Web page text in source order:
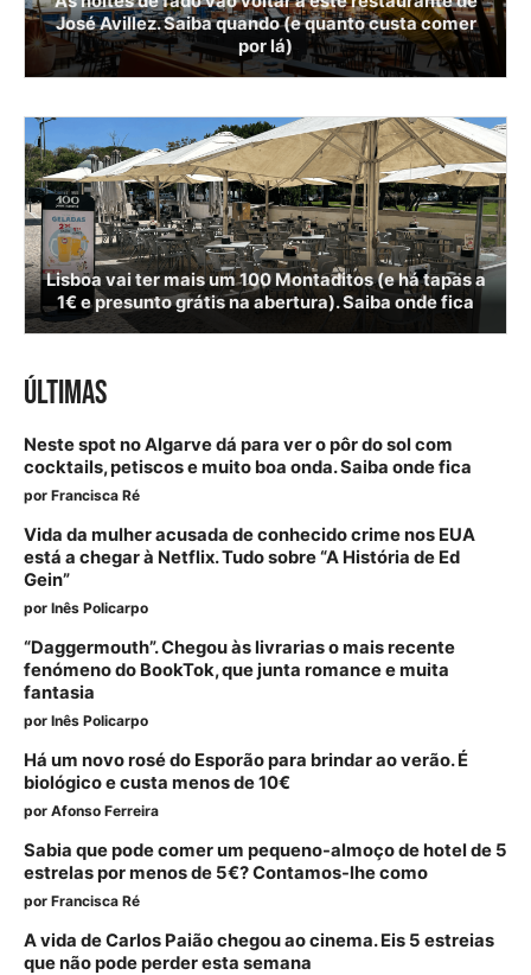
José Avillez. Saiba quando (e quanto custa comer
por lá)
Lisboa vai ter mais um 100 Montaditos (e há tapas a
1€ e presunto grátis na abertura). Saiba onde fica
ÚLTIMAS
Neste spot no Algarve dá para ver o pôr do sol com
cocktails, petiscos e muito boa onda. Saiba onde fica
por Francisca Ré
Vida da mulher acusada de conhecido crime nos EUA
está a chegar à Netflix. Tudo sobre “A História de Ed
Gein”
por Inês Policarpo
“Daggermouth”. Chegou às livrarias o mais recente
fenómeno do BookTok, que junta romance e muita
fantasia
por Inês Policarpo
Há um novo rosé do Esporão para brindar ao verão. É
biológico e custa menos de 10€
por Afonso Ferreira
Sabia que pode comer um pequeno-almoço de hotel de 5
estrelas por menos de 5€? Contamos-lhe como
por Francisca Ré
A vida de Carlos Paião chegou ao cinema. Eis 5 estreias
que não pode perder esta semana